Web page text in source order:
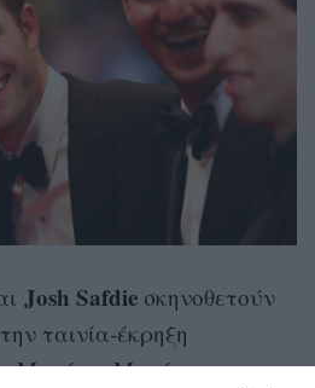
Josh Safdie σκηνοθετούν
ταινία-έκρηξη
Μετά τα Μεσάνυχτα